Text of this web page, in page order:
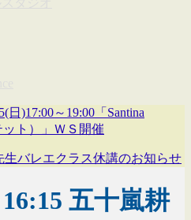
日)17:00～19:00「Santina
ト）」ＷＳ開催
生バレエクラス休講のお知らせ
五十嵐耕